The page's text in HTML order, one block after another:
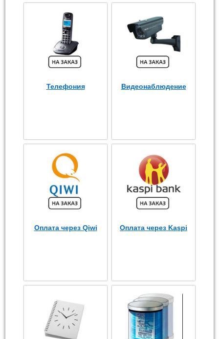
Телефония Видеонаблюдение
Оплата через Qiwi Оплата через Kaspi